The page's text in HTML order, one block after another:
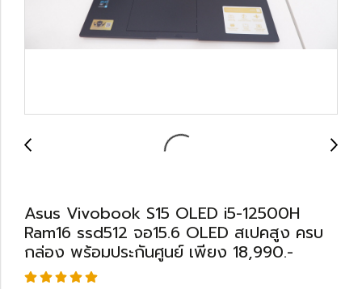
Asus Vivobook S15 OLED i5-12500H
Ram16 ssd512 จอ15.6 OLED สเปคสูง ครบ
กล่อง พร้อมประกันศูนย์ เพียง 18,990.-